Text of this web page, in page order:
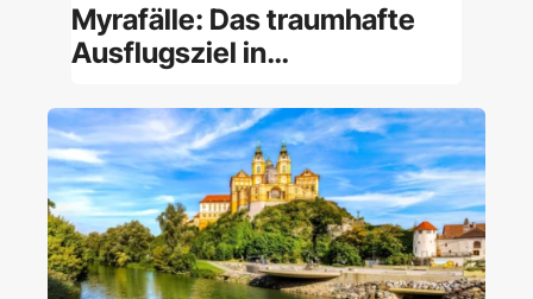
Myrafälle: Das traumhafte
Ausflugsziel in